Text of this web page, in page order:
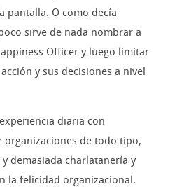
pantalla. O como decía
sirve de nada nombrar a
Officer y luego limitar
y sus decisiones a nivel
diaria con
organizaciones de todo tipo,
demasiada charlatanería y
la felicidad organizacional.